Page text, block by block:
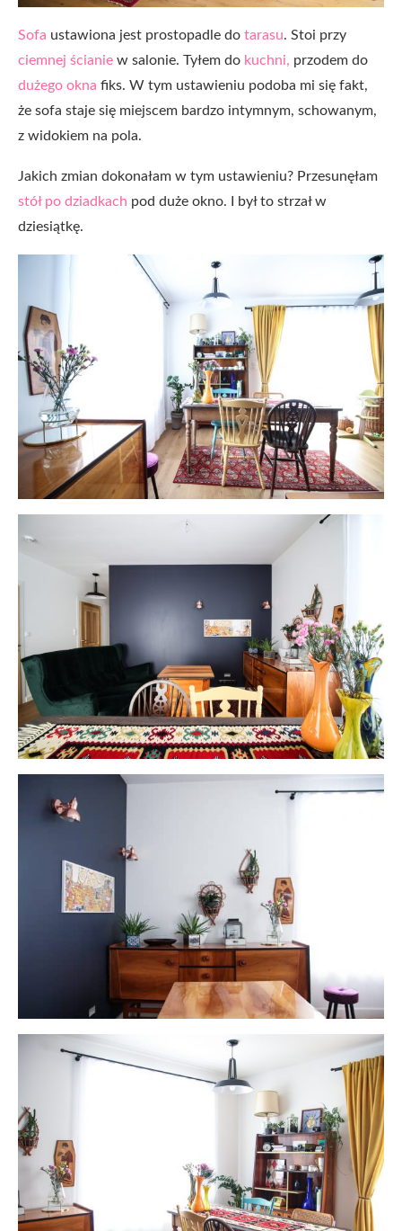
Sofa ustawiona jest prostopadle do tarasu. Stoi przy
ciemnej ścianie w salonie. Tyłem do kuchni, przodem do
dużego okna fiks. W tym ustawieniu podoba mi się fakt,
że sofa staje się miejscem bardzo intymnym, schowanym,
z widokiem na pola.
Jakich zmian dokonałam w tym ustawieniu? Przesunęłam
stół po dziadkach pod duże okno. I był to strzał w
dziesiątkę.